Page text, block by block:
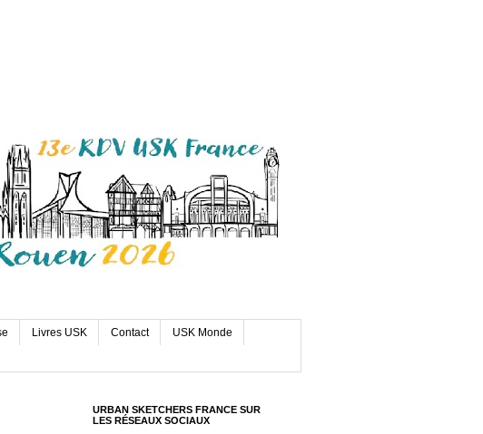
Livres USK Contact USK Monde
URBAN SKETCHERS FRANCE SUR
LES RÉSEAUX SOCIAUX